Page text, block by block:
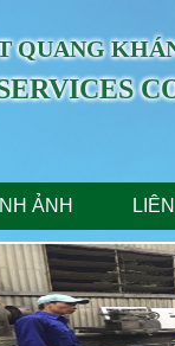
QUANG
ẢNH